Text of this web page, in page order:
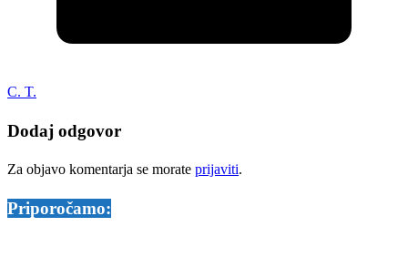
C. T.
Dodaj odgovor
Za objavo komentarja se morate prijaviti.
Priporočamo: